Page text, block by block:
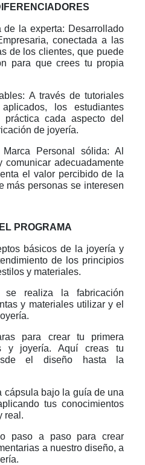
de la experta: Desarrollado
conectada a las
de los clientes, que puede
para que crees tu propia
A través de tutoriales
los estudiantes
cada aspecto del
de joyería.
Personal sólida: Al
comunicar adecuadamente
el valor percibido de la
más personas se interesen
PROGRAMA
básicos de la joyería y
de los principios
y materiales.
se realiza la fabricación
y materiales utilizar y el
para crear tu primera
y joyería. Aquí creas tu
el diseño hasta la
cápsula bajo la guía de una
tus conocimientos
real.
paso a paso para crear
a nuestro diseño, a